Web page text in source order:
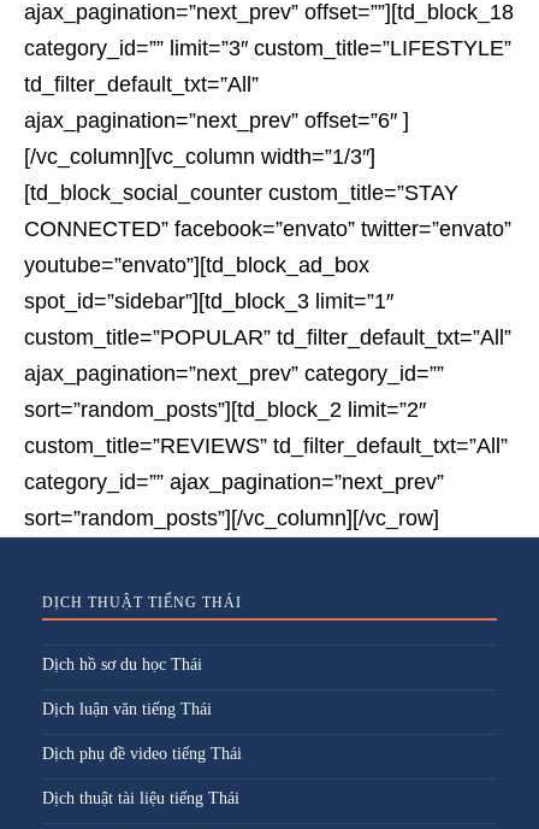
ajax_pagination=”next_prev” offset=””][td_block_18
category_id=”” limit=”3″ custom_title=”LIFESTYLE”
td_filter_default_txt=”All”
ajax_pagination=”next_prev” offset=”6″ ]
[/vc_column][vc_column width=”1/3″]
[td_block_social_counter custom_title=”STAY
CONNECTED” facebook=”envato” twitter=”envato”
youtube=”envato”][td_block_ad_box
spot_id=”sidebar”][td_block_3 limit=”1″
custom_title=”POPULAR” td_filter_default_txt=”All”
ajax_pagination=”next_prev” category_id=””
sort=”random_posts”][td_block_2 limit=”2″
custom_title=”REVIEWS” td_filter_default_txt=”All”
category_id=”” ajax_pagination=”next_prev”
sort=”random_posts”][/vc_column][/vc_row]
DỊCH THUẬT TIẾNG THÁI
Dịch hồ sơ du học Thái
Dịch luận văn tiếng Thái
Dịch phụ đề video tiếng Thái
Dịch thuật tài liệu tiếng Thái